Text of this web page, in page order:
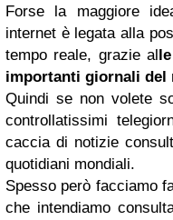
Forse la maggiore
internet è legata alla
tempo reale, grazie al
importanti giornali del
Quindi se non volete
controllatissimi
caccia di notizie
quotidiani mondiali.
Spesso però facciamo
che intendiamo